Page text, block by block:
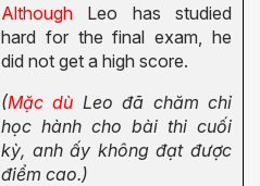
Although Leo has studied
hard for the final exam, he
did not get a high score.
(Mặc dù Leo đã chăm chỉ
học hành cho bài thi cuối
kỳ, anh ấy không đạt được
điểm cao.)